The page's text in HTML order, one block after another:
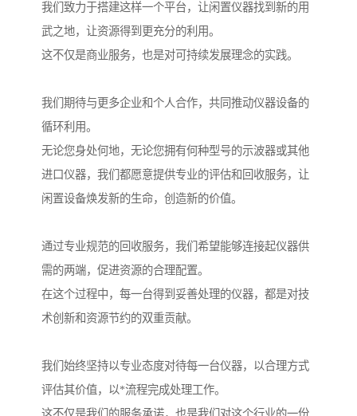
我们致力于搭建这样一个平台，让闲置仪器找到新的用
武之地，让资源得到更充分的利用。
这不仅是商业服务，也是对可持续发展理念的实践。
我们期待与更多企业和个人合作，共同推动仪器设备的
循环利用。
无论您身处何地，无论您拥有何种型号的示波器或其他
进口仪器，我们都愿意提供专业的评估和回收服务，让
闲置设备焕发新的生命，创造新的价值。
通过专业规范的回收服务，我们希望能够连接起仪器供
需的两端，促进资源的合理配置。
在这个过程中，每一台得到妥善处理的仪器，都是对技
术创新和资源节约的双重贡献。
我们始终坚持以专业态度对待每一台仪器，以合理方式
评估其价值，以*流程完成处理工作。